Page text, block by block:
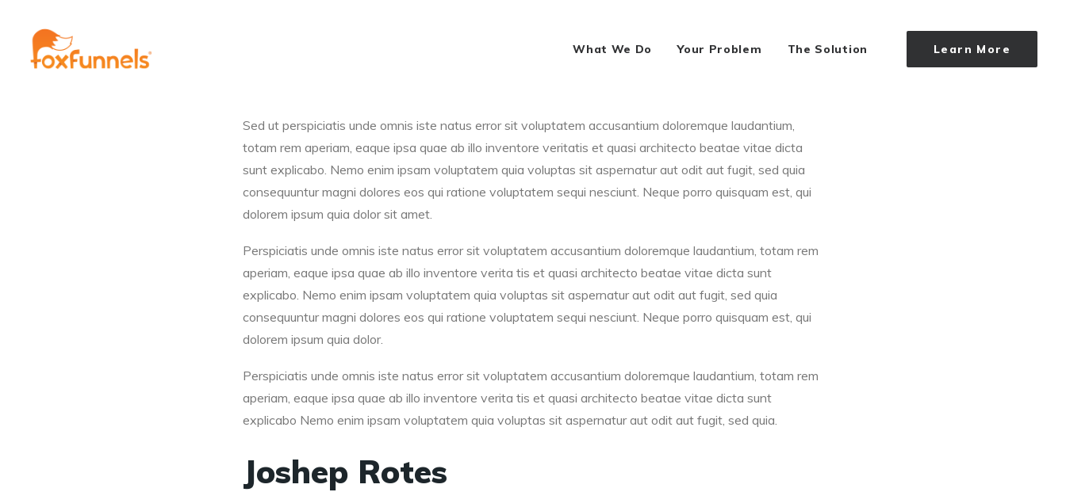
What We Do Your Problem The Solution Learn More
Sed ut perspiciatis unde omnis iste natus error sit voluptatem accusantium doloremque laudantium,
totam rem aperiam, eaque ipsa quae ab illo inventore veritatis et quasi architecto beatae vitae dicta
sunt explicabo. Nemo enim ipsam voluptatem quia voluptas sit aspernatur aut odit aut fugit, sed quia
consequuntur magni dolores eos qui ratione voluptatem sequi nesciunt. Neque porro quisquam est, qui
dolorem ipsum quia dolor sit amet.
Perspiciatis unde omnis iste natus error sit voluptatem accusantium doloremque laudantium, totam rem
aperiam, eaque ipsa quae ab illo inventore verita tis et quasi architecto beatae vitae dicta sunt
explicabo. Nemo enim ipsam voluptatem quia voluptas sit aspernatur aut odit aut fugit, sed quia
consequuntur magni dolores eos qui ratione voluptatem sequi nesciunt. Neque porro quisquam est, qui
dolorem ipsum quia dolor.
Perspiciatis unde omnis iste natus error sit voluptatem accusantium doloremque laudantium, totam rem
aperiam, eaque ipsa quae ab illo inventore verita tis et quasi architecto beatae vitae dicta sunt
explicabo Nemo enim ipsam voluptatem quia voluptas sit aspernatur aut odit aut fugit, sed quia.
Joshep Rotes